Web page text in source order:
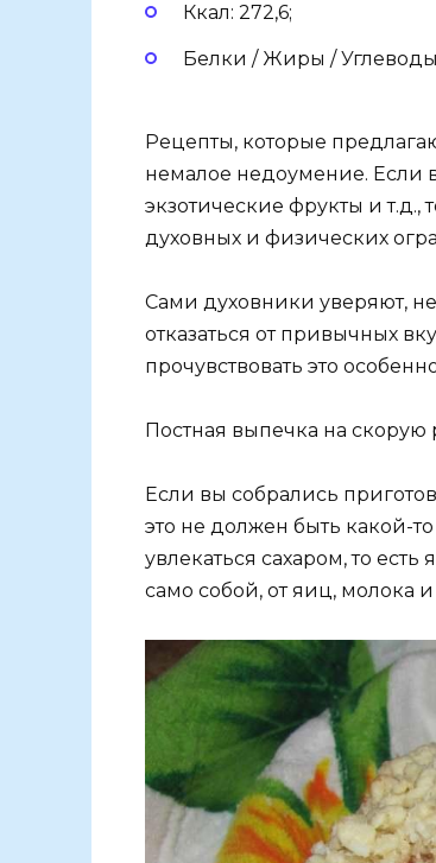
Ккал: 272,6;
Белки / Жиры / Углеводы:
Рецепты, которые
немалое недоумение. Если
экзотические фрукты и т.д.,
духовных и физических
Сами духовники уверяют,
отказаться от привычных
прочувствовать это
Постная выпечка на скорую
Если вы собрались
это не должен быть какой-
увлекаться сахаром, то
само собой, от яиц, молока